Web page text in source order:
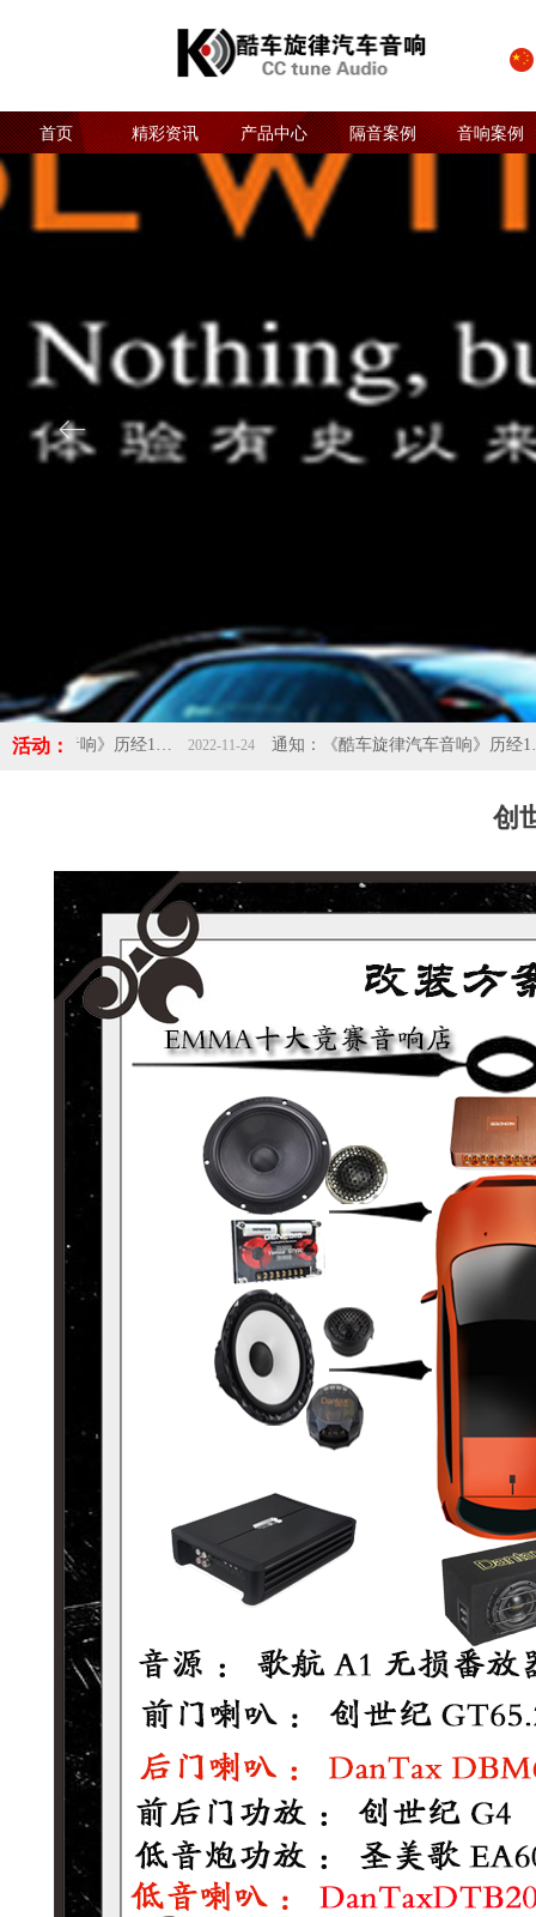
首页 精彩资讯 产品中心 隔音案例 音响案例
ꂃ
活动： 2022-11-24
通知：《酷车旋律汽车音响》历经10年的成长，现应发展需求搬迁新址：佛山市南海区桂城海八西路保润汽车城1号楼首层，欢迎新老客户光临新店！！！-酷车旋律 通知：《酷车旋律汽车音响》历经10年的成长，现应发展需求搬迁新址：佛山市南海区桂城海八西路保润汽车城1号楼首层，欢迎新老客户光临新店！！！-酷车旋律
创